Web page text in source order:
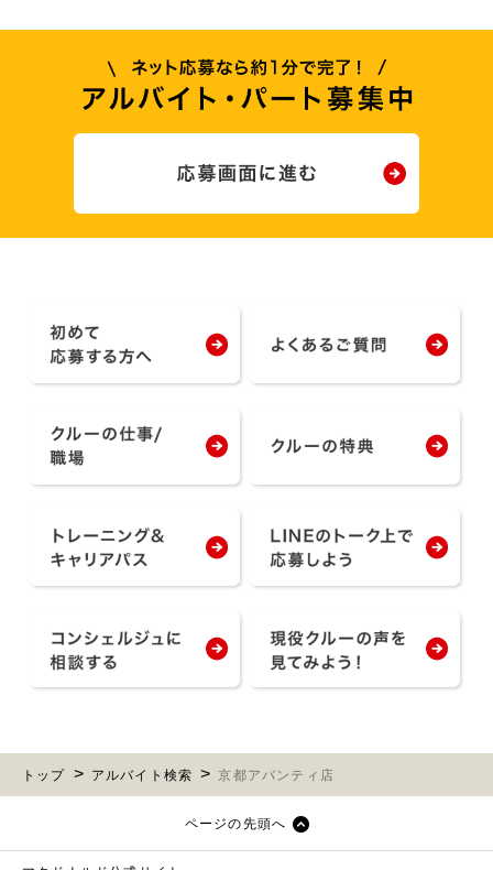
トップ アルバイト検索 京都アバンティ店
ページの先頭へ